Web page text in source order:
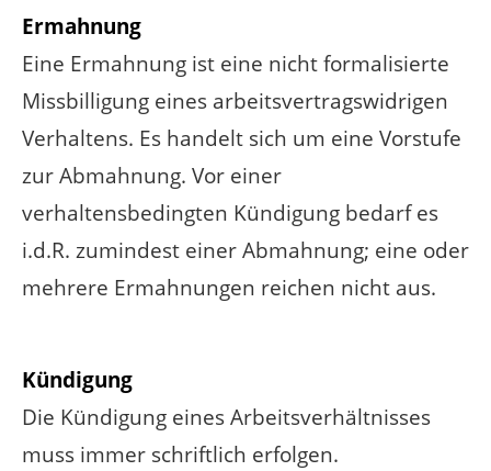
Ermahnung
Eine Ermahnung ist eine nicht formalisierte
Missbilligung eines arbeitsvertragswidrigen
Verhaltens. Es handelt sich um eine Vorstufe
zur Abmahnung. Vor einer
verhaltensbedingten Kündigung bedarf es
i.d.R. zumindest einer Abmahnung; eine oder
mehrere Ermahnungen reichen nicht aus.
Kündigung
Die Kündigung eines Arbeitsverhältnisses
muss immer schriftlich erfolgen.